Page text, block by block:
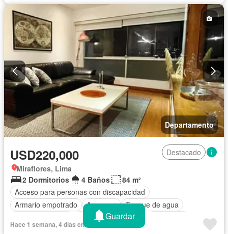
Departamento
USD220,000
Destacado
Miraflores, Lima
2 Dormitorios
4 Baños
84 m²
Acceso para personas con discapacidad
Armario empotrado
Ascensor
Tanque de agua
Cochera Vigilante
Vista panorámica
Sin amoblar
Hace 1 semana, 4 días en - Milagros Garibaldi
Guardar